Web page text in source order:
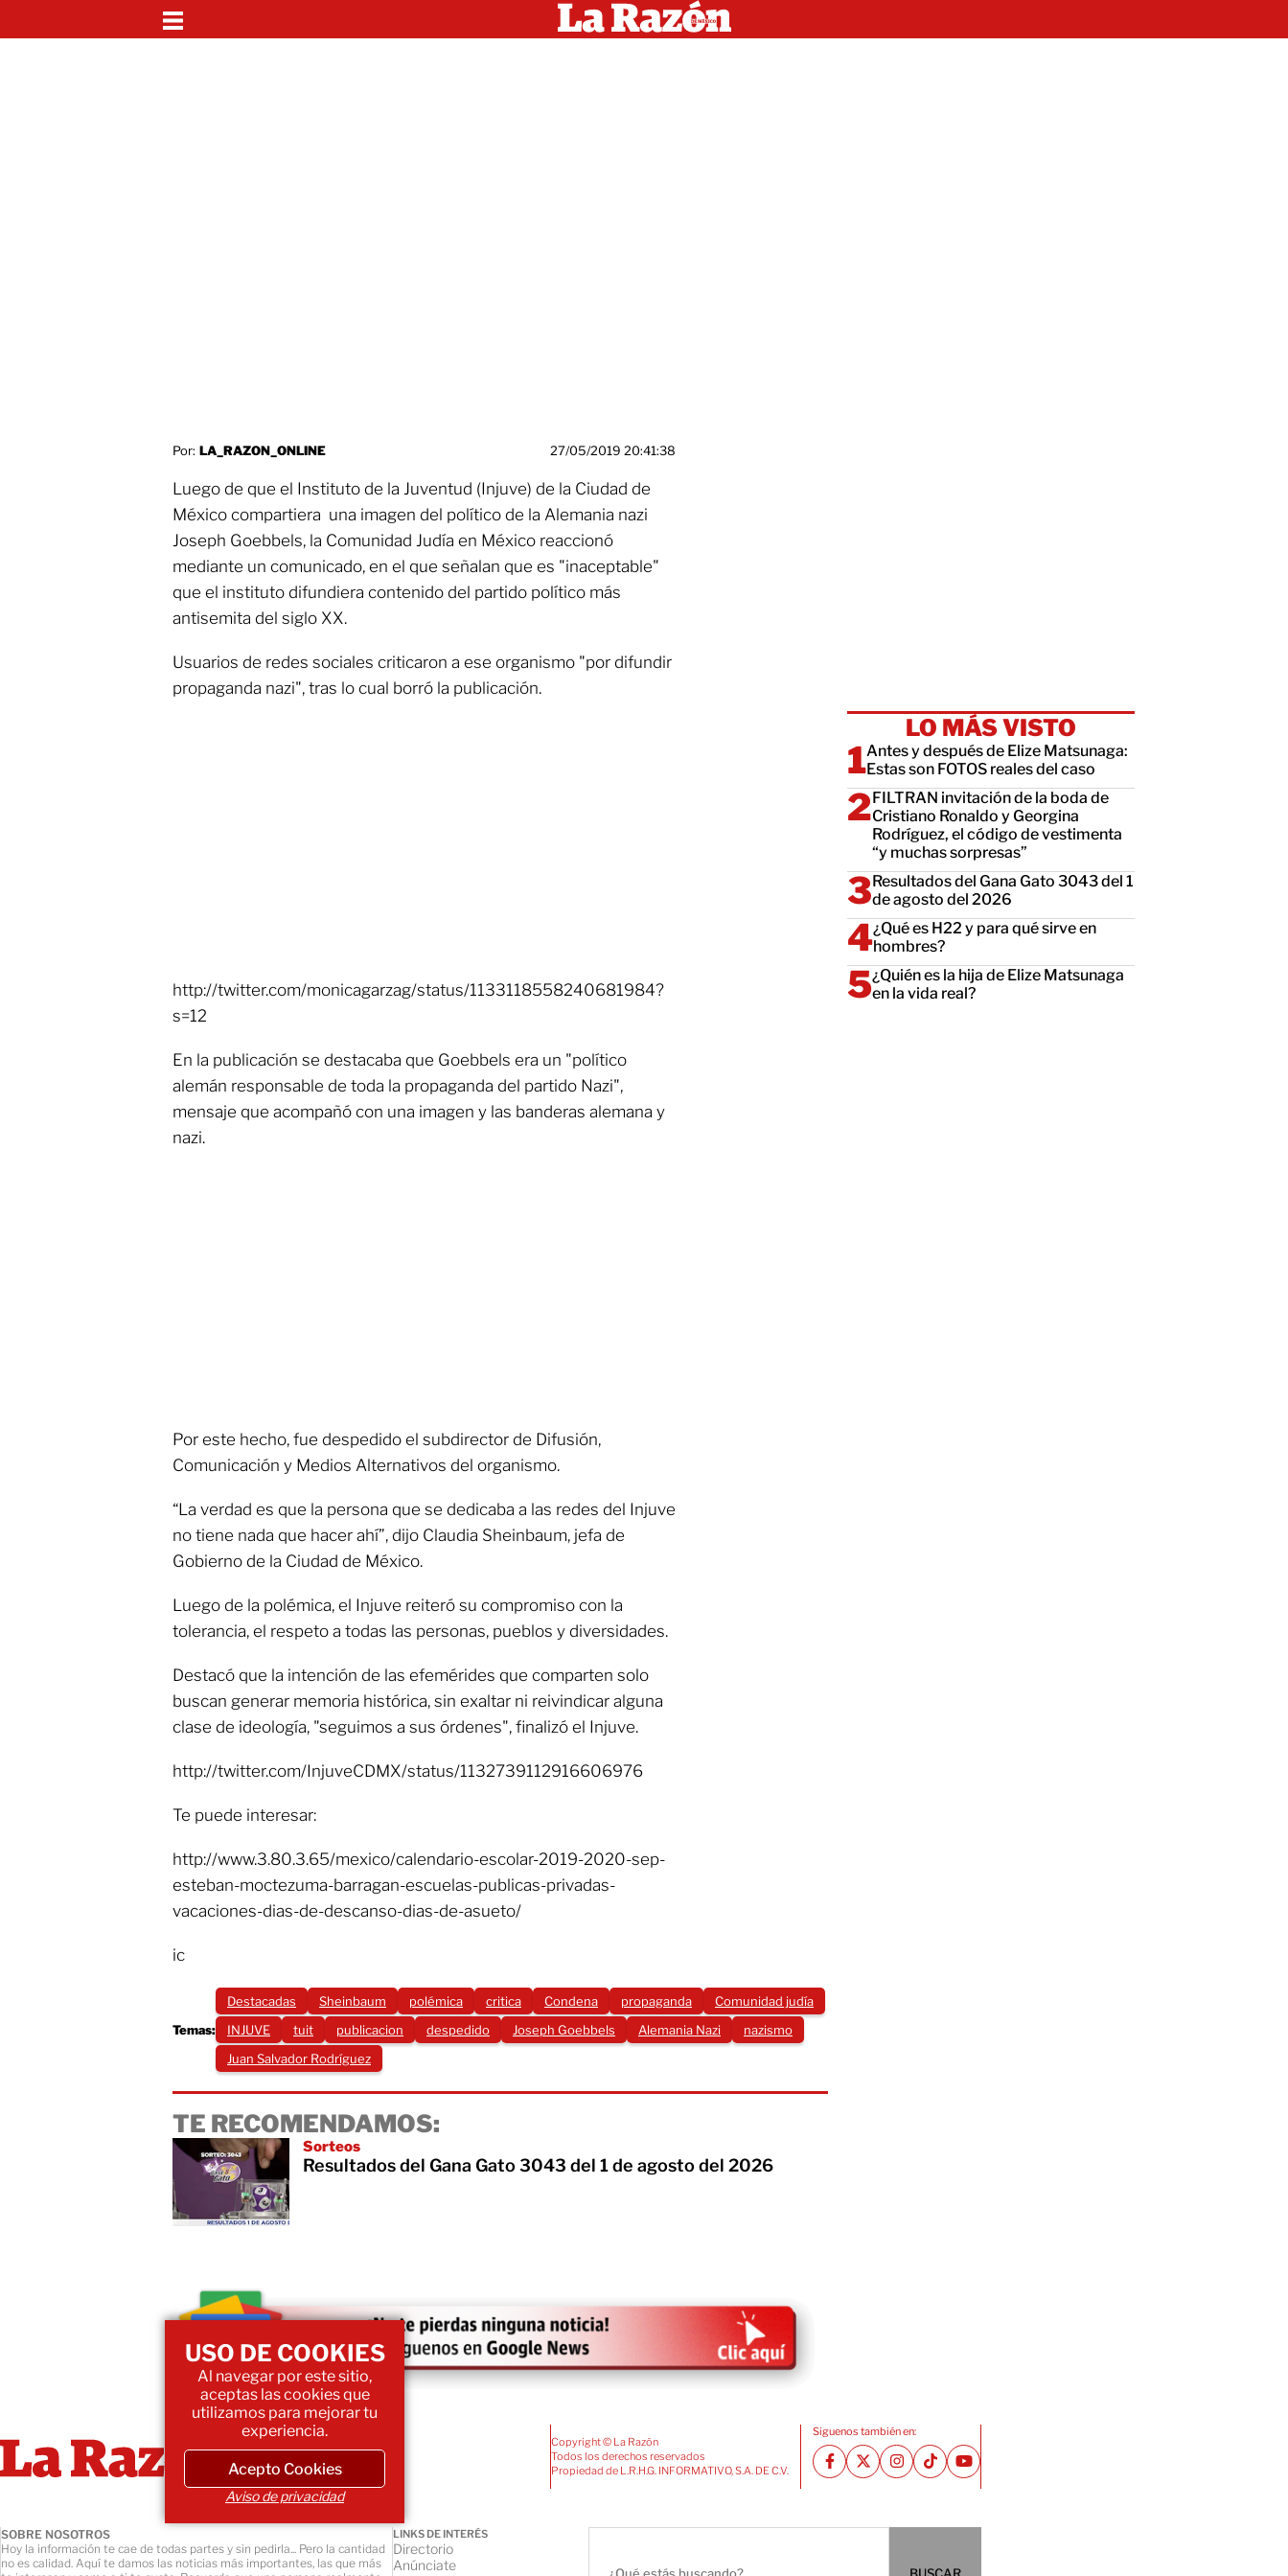
Por: LA_RAZON_ONLINE 27/05/2019 20:41:38
Luego de que el Instituto de la Juventud (Injuve) de la Ciudad de
México compartiera una imagen del político de la Alemania nazi
Joseph Goebbels, la Comunidad Judía en México reaccionó
mediante un comunicado, en el que señalan que es "inaceptable"
que el instituto difundiera contenido del partido político más
antisemita del siglo XX.
Usuarios de redes sociales criticaron a ese organismo "por difundir
propaganda nazi", tras lo cual borró la publicación.
http://twitter.com/monicagarzag/status/1133118558240681984?
s=12
En la publicación se destacaba que Goebbels era un "político
alemán responsable de toda la propaganda del partido Nazi",
mensaje que acompañó con una imagen y las banderas alemana y
nazi.
Por este hecho, fue despedido el subdirector de Difusión,
Comunicación y Medios Alternativos del organismo.
“La verdad es que la persona que se dedicaba a las redes del Injuve
no tiene nada que hacer ahí”, dijo Claudia Sheinbaum, jefa de
Gobierno de la Ciudad de México.
Luego de la polémica, el Injuve reiteró su compromiso con la
tolerancia, el respeto a todas las personas, pueblos y diversidades.
Destacó que la intención de las efemérides que comparten solo
buscan generar memoria histórica, sin exaltar ni reivindicar alguna
clase de ideología, "seguimos a sus órdenes", finalizó el Injuve.
http://twitter.com/InjuveCDMX/status/1132739112916606976
Te puede interesar:
http://www.3.80.3.65/mexico/calendario-escolar-2019-2020-sep-
esteban-moctezuma-barragan-escuelas-publicas-privadas-
vacaciones-dias-de-descanso-dias-de-asueto/
ic
Temas:
Destacadas Sheinbaum polémica critica Condena propaganda
Comunidad judía
INJUVE
tuit publicacion despedido Joseph Goebbels Alemania Nazi
nazismo
Juan Salvador Rodríguez
TE RECOMENDAMOS:
Sorteos
Resultados del Gana Gato 3043 del 1 de agosto del 2026
LO MÁS VISTO
Antes y después de Elize Matsunaga:
Estas son FOTOS reales del caso
FILTRAN invitación de la boda de
Cristiano Ronaldo y Georgina
Rodríguez, el código de vestimenta
“y muchas sorpresas”
Resultados del Gana Gato 3043 del 1
de agosto del 2026
¿Qué es H22 y para qué sirve en
hombres?
¿Quién es la hija de Elize Matsunaga
en la vida real?
Copyright © La Razón
Todos los derechos reservados
Propiedad de L.R.H.G. INFORMATIVO, S.A. DE C.V.
Siguenos también en:
SOBRE NOSOTROS
Hoy la información te cae de todas partes y sin pedirla... Pero la cantidad
no es calidad. Aquí te damos las noticias más importantes, las que más
LINKS DE INTERÉS
Directorio
Anúnciate
USO DE COOKIES
Al navegar por este sitio,
aceptas las cookies que
utilizamos para mejorar tu
experiencia.
Acepto Cookies
Aviso de privacidad